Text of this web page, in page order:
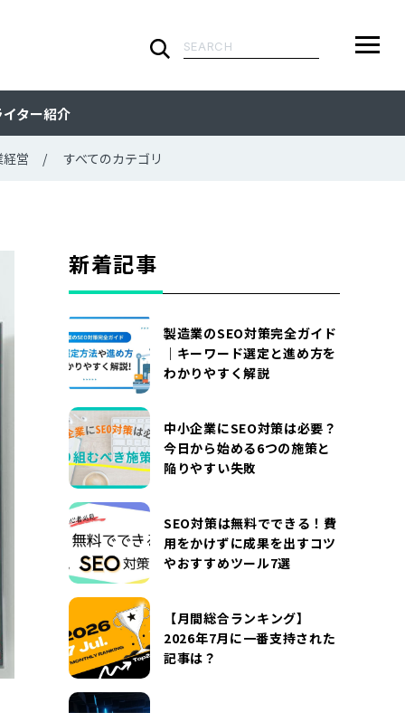
検
イター紹介
経営 すべてのカテゴリ
ARTICLE
すべての記事
CATEGORY
WRITER
ライターで探す
特集
MOVIE
DOCUMENT
お役立ち資料
お問い合わせ
『SUNGROVE』について
利用規約
広告掲載に関する規約
特定商取引法に基づく表記
新着記事
製造業のSEO対策完全ガイド
｜キーワード選定と進め方を
わかりやすく解説
中小企業にSEO対策は必要？
今日から始める6つの施策と
陥りやすい失敗
SEO対策は無料でできる！費
用をかけずに成果を出すコツ
やおすすめツール7選
【月間総合ランキング】
2026年7月に一番支持された
記事は？